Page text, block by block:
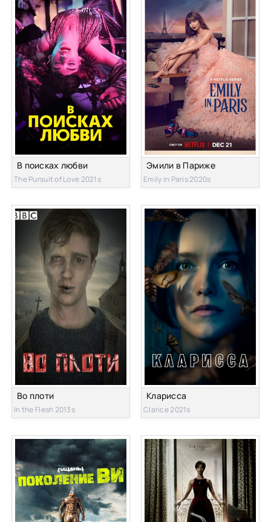
В поисках любви
The Pursuit of Love 2021s
Эмили в Париже
Emily in Paris 2020s
Во плоти
In the Flesh 2013s
Кларисса
Clarice 2021s